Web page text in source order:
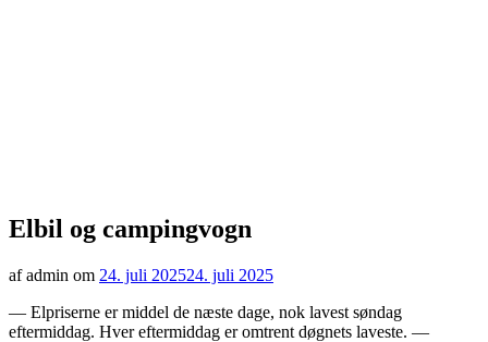
Elbil og campingvogn
af admin om 24. juli 202524. juli 2025
— Elpriserne er middel de næste dage, nok lavest søndag
eftermiddag. Hver eftermiddag er omtrent døgnets laveste. —